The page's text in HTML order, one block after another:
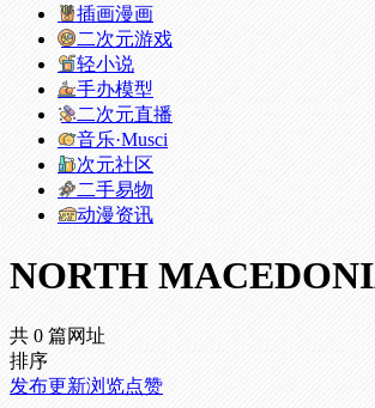
插画漫画
二次元游戏
轻小说
手办模型
二次元直播
音乐·Musci
次元社区
二手易物
动漫资讯
NORTH
共 0 篇网址
排序
发布更新浏览点赞